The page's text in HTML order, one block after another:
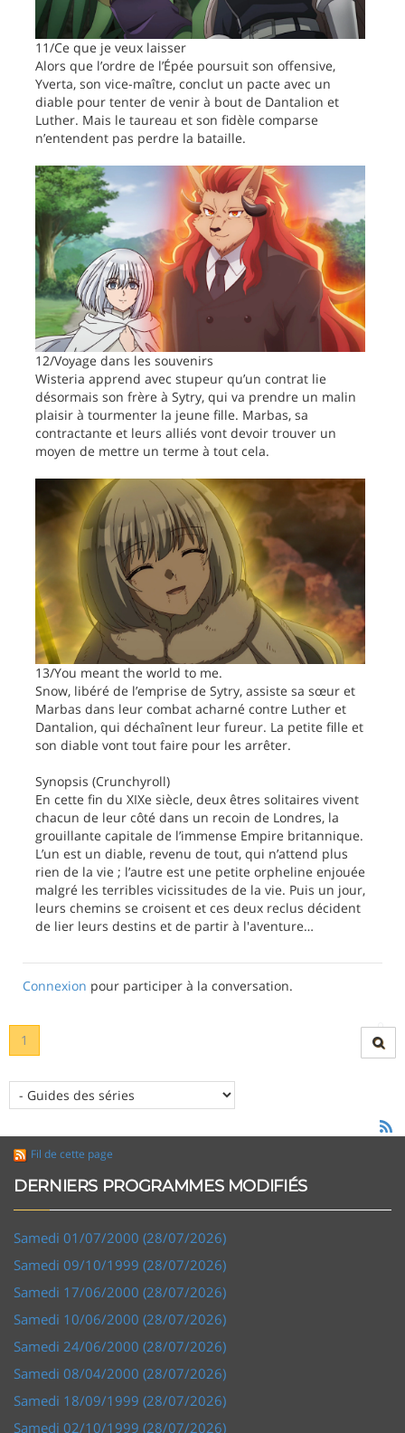
11/Ce que je veux laisser
Alors que l’ordre de l’Épée poursuit son offensive,
Yverta, son vice-maître, conclut un pacte avec un
diable pour tenter de venir à bout de Dantalion et
Luther. Mais le taureau et son fidèle comparse
n’entendent pas perdre la bataille.
12/Voyage dans les souvenirs
Wisteria apprend avec stupeur qu’un contrat lie
désormais son frère à Sytry, qui va prendre un malin
plaisir à tourmenter la jeune fille. Marbas, sa
contractante et leurs alliés vont devoir trouver un
moyen de mettre un terme à tout cela.
13/You meant the world to me.
Snow, libéré de l’emprise de Sytry, assiste sa sœur et
Marbas dans leur combat acharné contre Luther et
Dantalion, qui déchaînent leur fureur. La petite fille et
son diable vont tout faire pour les arrêter.
Synopsis (Crunchyroll)
En cette fin du XIXe siècle, deux êtres solitaires vivent
chacun de leur côté dans un recoin de Londres, la
grouillante capitale de l’immense Empire britannique.
L’un est un diable, revenu de tout, qui n’attend plus
rien de la vie ; l’autre est une petite orpheline enjouée
malgré les terribles vicissitudes de la vie. Puis un jour,
leurs chemins se croisent et ces deux reclus décident
de lier leurs destins et de partir à l'aventure…
Connexion pour participer à la conversation.
1
Fil de cette page
DERNIERS PROGRAMMES MODIFIÉS
Samedi 01/07/2000 (28/07/2026)
Samedi 09/10/1999 (28/07/2026)
Samedi 17/06/2000 (28/07/2026)
Samedi 10/06/2000 (28/07/2026)
Samedi 24/06/2000 (28/07/2026)
Samedi 08/04/2000 (28/07/2026)
Samedi 18/09/1999 (28/07/2026)
Samedi 02/10/1999 (28/07/2026)